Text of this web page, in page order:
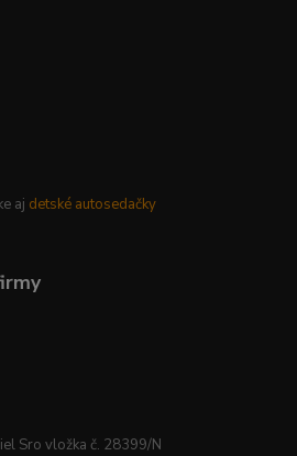
aj detské autosedačky
Sro vložka č. 28399/N